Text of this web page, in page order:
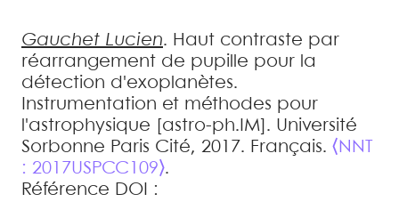
Gauchet Lucien. Haut contraste par
réarrangement de pupille pour la
détection d'exoplanètes.
Instrumentation et méthodes pour
l'astrophysique [astro-ph.IM]. Université
Sorbonne Paris Cité, 2017. Français. ⟨NNT
: 2017USPCC109⟩.
Référence DOI :